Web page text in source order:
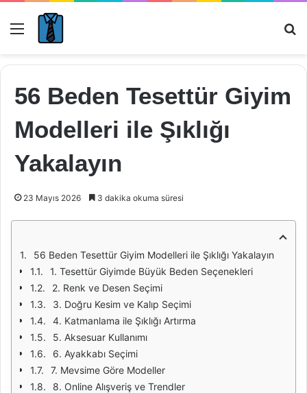
Menü
56 Beden Tesettür Giyim
Modelleri ile Şıklığı
Yakalayın
23 Mayıs 2026 3 dakika okuma süresi
56 Beden Tesettür Giyim Modelleri ile Şıklığı Yakalayın
1. Tesettür Giyimde Büyük Beden Seçenekleri
2. Renk ve Desen Seçimi
3. Doğru Kesim ve Kalıp Seçimi
4. Katmanlama ile Şıklığı Artırma
5. Aksesuar Kullanımı
6. Ayakkabı Seçimi
7. Mevsime Göre Modeller
8. Online Alışveriş ve Trendler